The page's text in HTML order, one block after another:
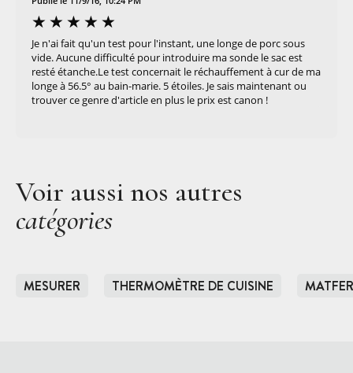
Je n'ai fait qu'un test pour l'instant, une longe de porc sous
vide. Aucune difficulté pour introduire ma sonde le sac est
resté étanche.Le test concernait le réchauffement à cur de ma
longe à 56.5° au bain-marie. 5 étoiles. Je sais maintenant ou
trouver ce genre d'article en plus le prix est canon !
Voir aussi nos autres
catégories
MESURER THERMOMÈTRE DE CUISINE MATFER